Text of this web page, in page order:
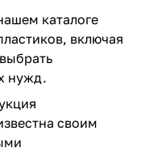
каталоге
включая
нужд.
своим